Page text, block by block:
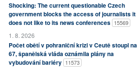
Shocking: The current questionable Czech
government blocks the access of journalists it
does not like to its news conferences 15569
1. 8. 2026
Počet obětí v pohraniční krizi v Ceutě stoupl na
67, španělská vláda oznámila plány na
vybudování bariéry 11573